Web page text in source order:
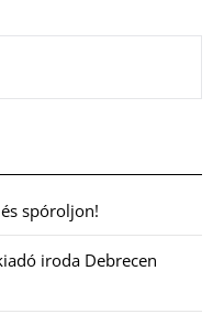
spóroljon!
iroda Debrecen